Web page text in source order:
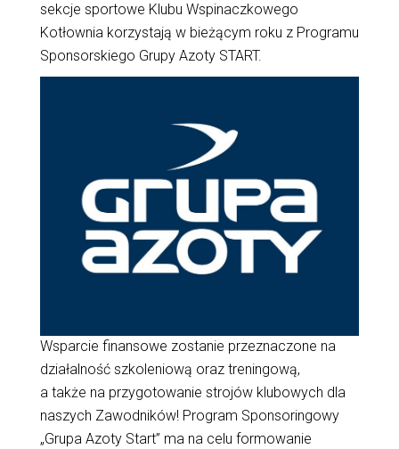
sekcje sportowe Klubu Wspinaczkowego
Kotłownia korzystają w bieżącym roku z Programu
Sponsorskiego Grupy Azoty START.
Wsparcie finansowe zostanie przeznaczone na
działalność szkoleniową oraz treningową,
a także na przygotowanie strojów klubowych dla
naszych Zawodników! Program Sponsoringowy
„Grupa Azoty Start” ma na celu formowanie